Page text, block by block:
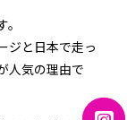
ジと日本で走っ
人気の理由で